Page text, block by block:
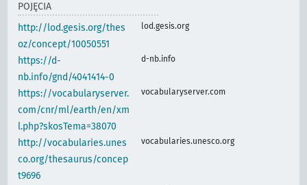
POJĘCIA
http://lod.gesis.org/thes
oz/concept/10050551
lod.gesis.org
https://d-
nb.info/gnd/4041414-0
d-nb.info
https://vocabularyserver.
com/cnr/ml/earth/en/xm
l.php?skosTema=38070
vocabularyserver.com
http://vocabularies.unes
co.org/thesaurus/concep
t9696
vocabularies.unesco.org